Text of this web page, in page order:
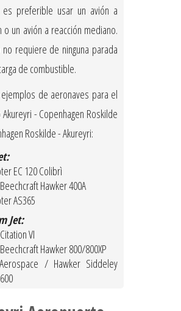
es preferible usar un avión a
o un avión a reacción mediano.
no requiere de ninguna parada
de combustible.
ejemplos de aeronaves para el
- Copenhagen Roskilde
Roskilde - Akureyri:
EC 120 Colibrì
Hawker 400A
AS365
Jet:
VI
Hawker 800/800XP
/ Hawker Siddeley